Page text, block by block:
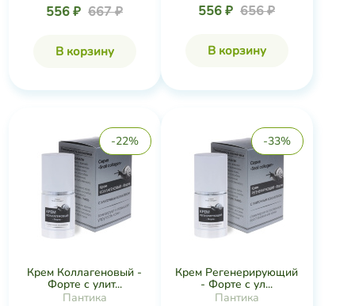
556 ₽ 667 ₽
В корзину
556 ₽ 656 ₽
В корзину
-22%
Крем Коллагеновый -
Форте с улит...
Пантика
-33%
Крем Регенерирующий
- Форте с ул...
Пантика